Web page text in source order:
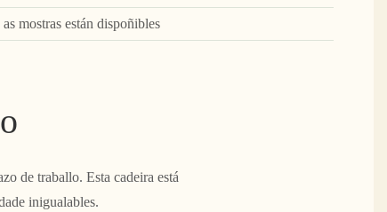
mostras están dispoñibles
de traballo. Esta cadeira está
inigualables.